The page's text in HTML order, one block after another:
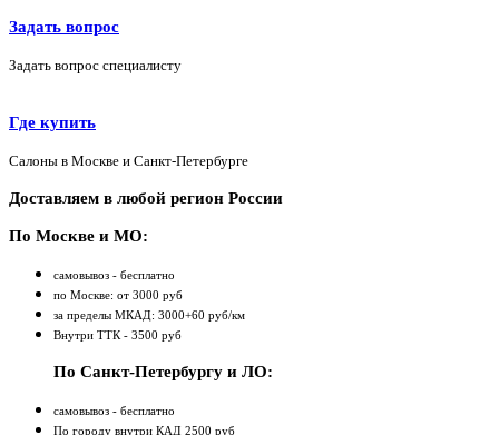
Задать вопрос
Задать вопрос специалисту
Где купить
Салоны в Москве и Санкт-Петербурге
Доставляем в любой регион России
По Москве и МО:
самовывоз - бесплатно
по Москве: от 3000 руб
за пределы МКАД: 3000+60 руб/км
Внутри ТТК - 3500 руб
По Санкт-Петербургу и ЛО:
самовывоз - бесплатно
По городу внутри КАД 2500 руб